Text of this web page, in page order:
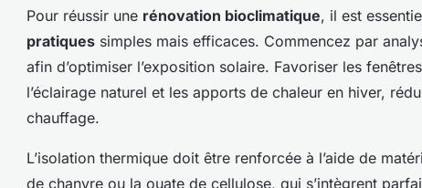
Pour réussir une rénovation bioclimatique, il est
pratiques simples mais efficaces. Commencez par
afin d’optimiser l’exposition solaire. Favoriser les
l’éclairage naturel et les apports de chaleur en hiver,
chauffage.
L’isolation thermique doit être renforcée à l’aide de
de chanvre ou la ouate de cellulose, qui s’intègrent